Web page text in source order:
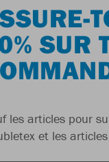
SUR
les articles pour
et les